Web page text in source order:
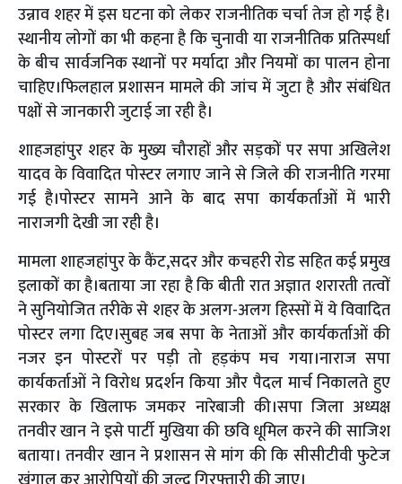
उन्नाव शहर में इस घटना को लेकर राजनीतिक चर्चा तेज हो गई है।
स्थानीय लोगों का भी कहना है कि चुनावी या राजनीतिक प्रतिस्पर्धा
के बीच सार्वजनिक स्थानों पर मर्यादा और नियमों का पालन होना
चाहिए।फिलहाल प्रशासन मामले की जांच में जुटा है और संबंधित
पक्षों से जानकारी जुटाई जा रही है।
शाहजहांपुर शहर के मुख्य चौराहों और सड़कों पर सपा अखिलेश
यादव के विवादित पोस्टर लगाए जाने से जिले की राजनीति गरमा
गई है।पोस्टर सामने आने के बाद सपा कार्यकर्ताओं में भारी
नाराजगी देखी जा रही है।
मामला शाहजहांपुर के कैंट,सदर और कचहरी रोड सहित कई प्रमुख
इलाकों का है।बताया जा रहा है कि बीती रात अज्ञात शरारती तत्वों
ने सुनियोजित तरीके से शहर के अलग-अलग हिस्सों में ये विवादित
पोस्टर लगा दिए।सुबह जब सपा के नेताओं और कार्यकर्ताओं की
नजर इन पोस्टरों पर पड़ी तो हड़कंप मच गया।नाराज सपा
कार्यकर्ताओं ने विरोध प्रदर्शन किया और पैदल मार्च निकालते हुए
सरकार के खिलाफ जमकर नारेबाजी की।सपा जिला अध्यक्ष
तनवीर खान ने इसे पार्टी मुखिया की छवि धूमिल करने की साजिश
बताया। तनवीर खान ने प्रशासन से मांग की कि सीसीटीवी फुटेज